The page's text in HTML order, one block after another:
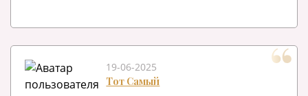
19-06-2025
Тот Самый